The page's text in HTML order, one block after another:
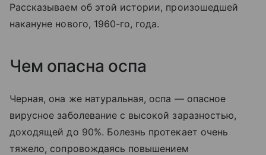
Рассказываем об этой истории, произошедшей
накануне нового, 1960-го, года.
Чем опасна оспа
Черная, она же натуральная, оспа — опасное
вирусное заболевание с высокой заразностью,
доходящей до 90%. Болезнь протекает очень
тяжело, сопровождаясь повышением